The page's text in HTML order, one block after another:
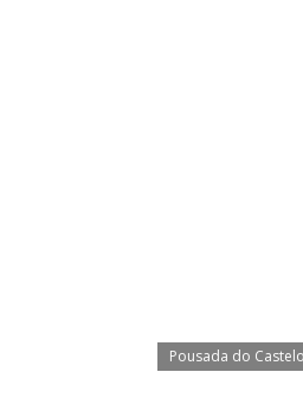
Pousada do